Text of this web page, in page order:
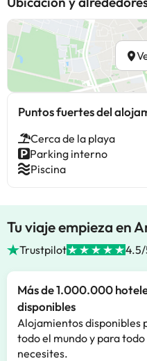
Puntos fuertes del
Cerca de la playa
Parking interno
Piscina
Tu viaje empieza en
Trustpilot 4.5/
Más de 1.000.000
disponibles
Alojamientos disponibles
todo el mundo y para todo
necesites.